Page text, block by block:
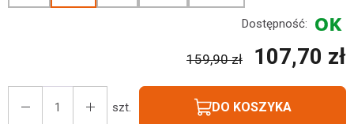
Dostępność:
159,90 zł 107,70 zł
szt. DO KOSZYKA